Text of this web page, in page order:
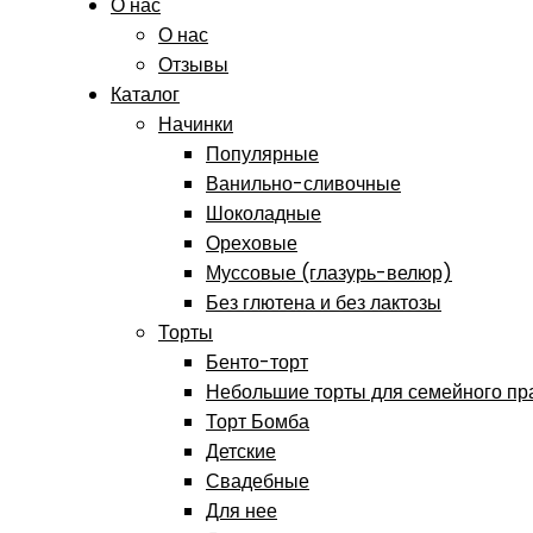
О нас
О нас
Отзывы
Каталог
Начинки
Популярные
Ванильно-сливочные
Шоколадные
Ореховые
Муссовые (глазурь-велюр)
Без глютена и без лактозы
Торты
Бенто-торт
Небольшие торты для семейного
Торт Бомба
Детские
Свадебные
Для нее